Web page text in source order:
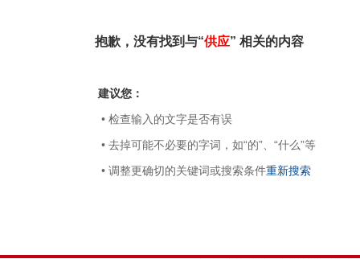
抱歉，没有找到与“供应” 相关的内容
建议您：
• 检查输入的文字是否有误
• 去掉可能不必要的字词，如“的”、“什么”等
• 调整更确切的关键词或搜索条件重新搜索